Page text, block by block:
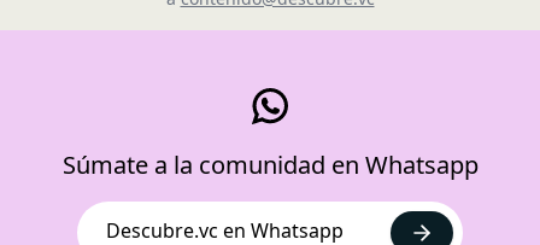
Súmate a la comunidad en Whatsapp
Descubre.vc en Whatsapp